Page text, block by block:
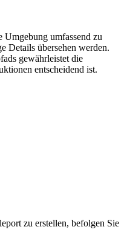
Umgebung umfassend zu
Details übersehen werden.
gewährleistet die
entscheidend ist.
zu erstellen, befolgen Sie